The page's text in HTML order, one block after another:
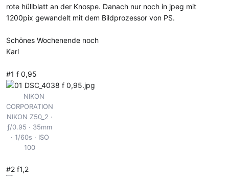
rote hüllblatt an der Knospe. Danach nur noch in jpeg mit
1200pix gewandelt mit dem Bildprozessor von PS.
Schönes Wochenende noch
Karl
#1 f 0,95
NIKON
CORPORATION
NIKON Z50_2
ƒ/0.95
35mm
1/60s
ISO
100
#2 f1,2